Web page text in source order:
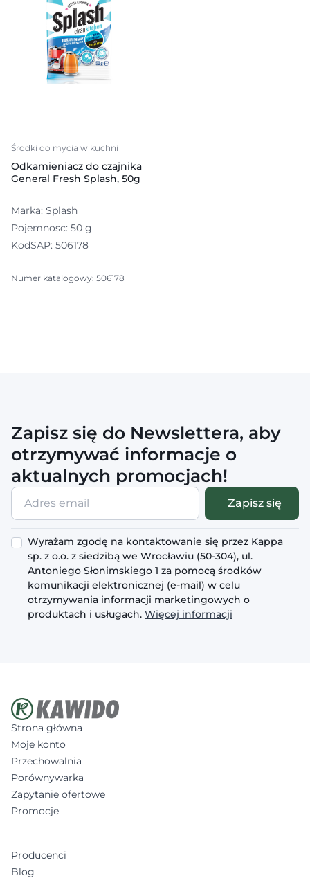
Środki do mycia w kuchni
Odkamieniacz do czajnika
General Fresh Splash, 50g
Marka: Splash
Pojemnosc: 50 g
KodSAP: 506178
Numer katalogowy: 506178
Zapisz się do Newslettera, aby
otrzymywać informacje o
aktualnych promocjach!
Adres
email
Zapisz się
Wyrażam zgodę na kontaktowanie się przez Kappa
sp. z o.o. z siedzibą we Wrocławiu (50-304), ul.
Antoniego Słonimskiego 1 za pomocą środków
komunikacji elektronicznej (e-mail) w celu
otrzymywania informacji marketingowych o
produktach i usługach. Więcej informacji
Strona główna
Moje konto
Przechowalnia
Porównywarka
Zapytanie ofertowe
Promocje
Producenci
Blog